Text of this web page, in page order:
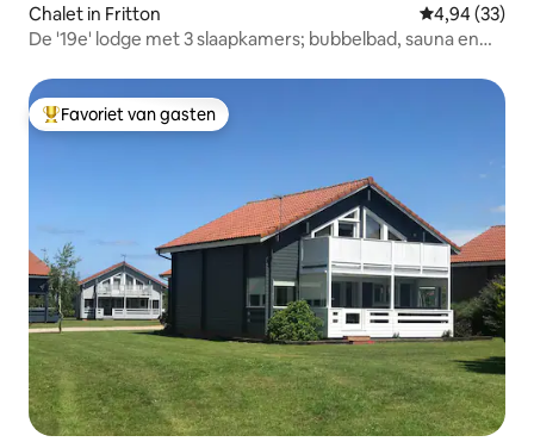
Chalet in Fritton Gemiddelde
4,94 (33)
De '19e' lodge met 3 slaapkamers; bubbelbad, sauna en
Topfavoriet van gasten
Favoriet van gasten